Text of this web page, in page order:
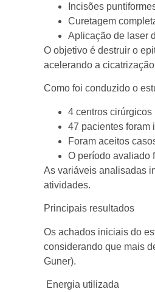
Incisões
Curetagem
Aplicação de laser
O objetivo é destruir o
acelerando a
Como foi conduzido o
4 centros
47 pacientes foram
Foram aceitos
O período avaliado
As variáveis analisadas
atividades.
Principais resultados
Os achados iniciais do
considerando que mais
Guner).
Energia utilizada